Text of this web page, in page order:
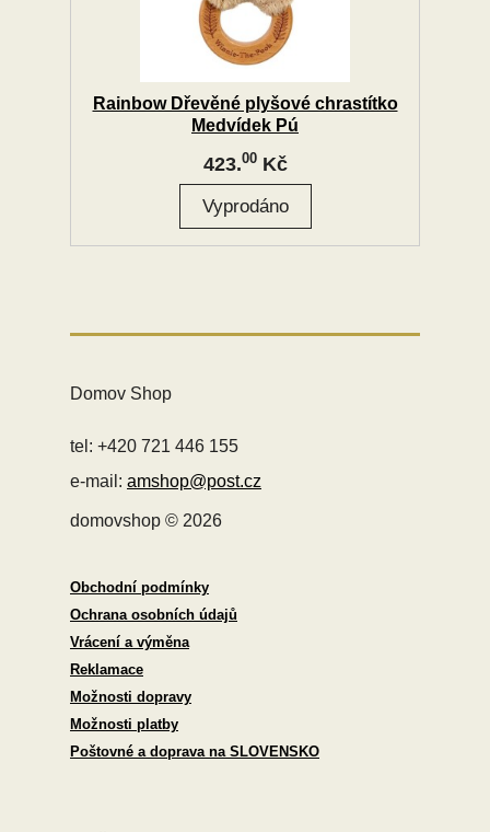
Rainbow Dřevěné plyšové chrastítko
Medvídek Pú
423.00Kč
Domov Shop
tel: +420 721 446 155
e-mail: amshop@post.cz
domovshop © 2026
Obchodní podmínky
Ochrana osobních údajů
Vrácení a výměna
Reklamace
Možnosti dopravy
Možnosti platby
Poštovné a doprava na SLOVENSKO